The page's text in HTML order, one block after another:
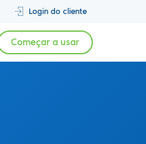
Login do cliente
Começar a usar